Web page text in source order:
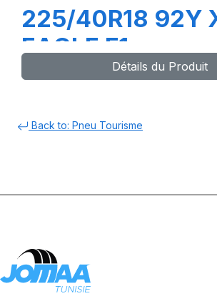
225/40R18 92Y
EAGLE F1
(Assymetrique)-
Détails du Produit
Back to: Pneu Tourisme